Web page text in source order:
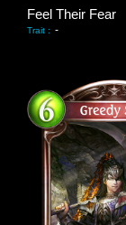
Feel Their Fear
Trait : -